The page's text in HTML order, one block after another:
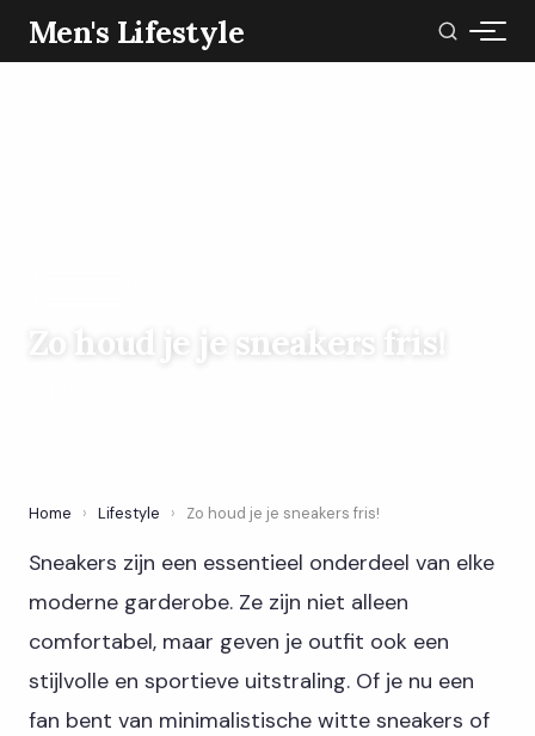
Men's Lifestyle
Zo houd je je sneakers fris!
Home › Lifestyle › Zo houd je je sneakers fris!
Sneakers zijn een essentieel onderdeel van elke
moderne garderobe. Ze zijn niet alleen
comfortabel, maar geven je outfit ook een
stijlvolle en sportieve uitstraling. Of je nu een
fan bent van minimalistische witte sneakers of